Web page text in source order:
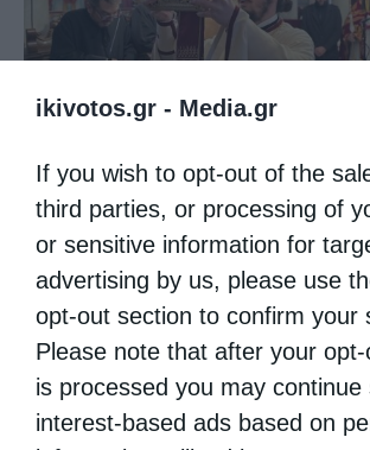
ikivotos.gr - Media.gr
If you wish to opt-out of the
third parties, or processing of
or sensitive information for
advertising by us, please use
opt-out section to confirm your
Please note that after your
is processed you may continue
interest-based ads based on